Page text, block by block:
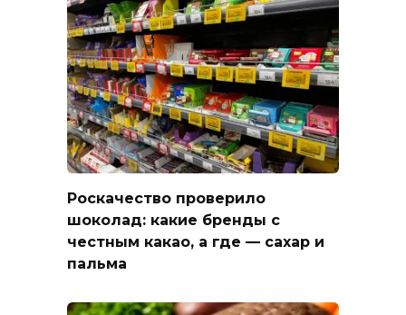
Роскачество проверило
шоколад: какие бренды с
честным какао, а где — сахар и
пальма